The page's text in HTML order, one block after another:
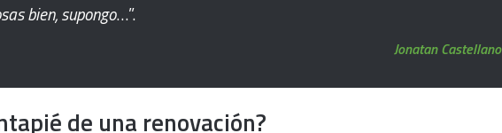
bien, supongo…”.
Jonatan Castellano
de una renovación?